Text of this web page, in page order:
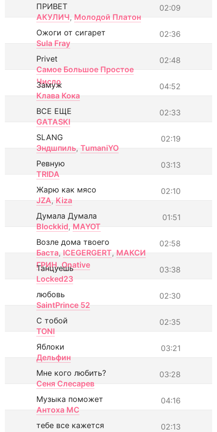
02:09
ПРИВЕТ
АКУЛИЧ, Молодой Платон
02:36
Ожоги от сигарет
Sula Fray
02:48
Privet
Самое Большое Простое
Число
04:52
Замуж
Клава Кока
02:33
ВСЕ ЕЩЕ
GATASKI
02:19
SLANG
Эндшпиль, TumaniYO
03:13
Ревную
TRIDA
02:10
Жарю как мясо
JZA, Kiza
01:51
Думала Думала
Blockkid, MAYOT
02:58
Возле дома твоего
Баста, ICEGERGERT, МАКСИ
ГРИН, Onative 03:38
Танцуешь
Locked23
02:30
любовь
SaintPrince 52
02:35
С тобой
TONI
03:21
Яблоки
Дельфин
03:28
Мне кого любить?
Сеня Слесарев
04:16
Музыка поможет
Антоха МС
02:13
тебе все кажется